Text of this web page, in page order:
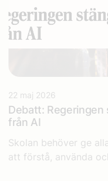
22 maj 2026
Debatt:
från AI
Skolan behöver ge
att förstå, använda